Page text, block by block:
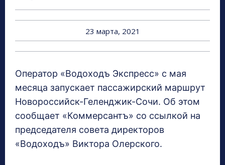
23 марта, 2021
Оператор «Водоходъ Экспресс» с мая
месяца запускает пассажирский маршрут
Новороссийск-Геленджик-Сочи. Об этом
сообщает «Коммерсантъ» со ссылкой на
председателя совета директоров
«Водоходъ» Виктора Олерского.